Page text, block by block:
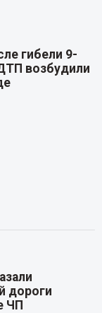
гибели 9-
возбудили
дороги
ЧП